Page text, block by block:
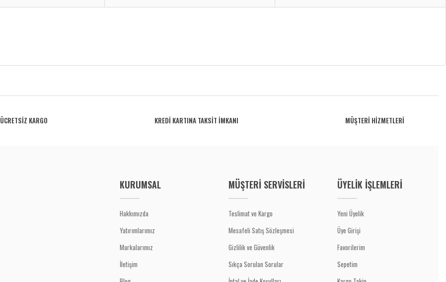
ÜCRETSİZ KARGO KREDİ KARTINA TAKSİT İMKANI MÜŞTERİ HİZMETLERİ
KURUMSAL
Hakkımızda
Yatırımlarımız
Markalarımız
İletişim
MÜŞTERİ SERVİSLERİ
Teslimat ve Kargo
Mesafeli Satış Sözleşmesi
Gizlilik ve Güvenlik
Sıkça Sorulan Sorular
ÜYELİK İŞLEMLERİ
Yeni Üyelik
Üye Girişi
Favorilerim
Sepetim